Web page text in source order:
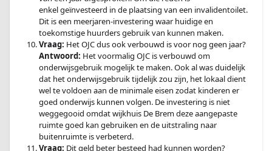
enkel geïnvesteerd in de plaatsing van een invalidentoilet.
Dit is een meerjaren-investering waar huidige en
toekomstige huurders gebruik van kunnen maken.
Vraag: Het OJC dus ook verbouwd is voor nog geen jaar?
Antwoord: Het voormalig OJC is verbouwd om
onderwijsgebruik mogelijk te maken. Ook al was duidelijk
dat het onderwijsgebruik tijdelijk zou zijn, het lokaal dient
wel te voldoen aan de minimale eisen zodat kinderen er
goed onderwijs kunnen volgen. De investering is niet
weggegooid omdat wijkhuis De Brem deze aangepaste
ruimte goed kan gebruiken en de uitstraling naar
buitenruimte is verbeterd.
Vraag: Dit geld beter besteed had kunnen worden?